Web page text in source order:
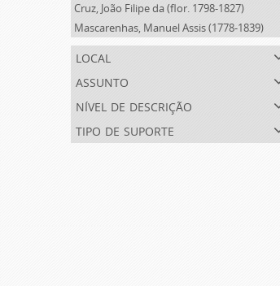
Cruz, João Filipe da (flor. 1798-1827)
Mascarenhas, Manuel Assis (1778-1839)
local
assunto
nível de descrição
tipo de suporte